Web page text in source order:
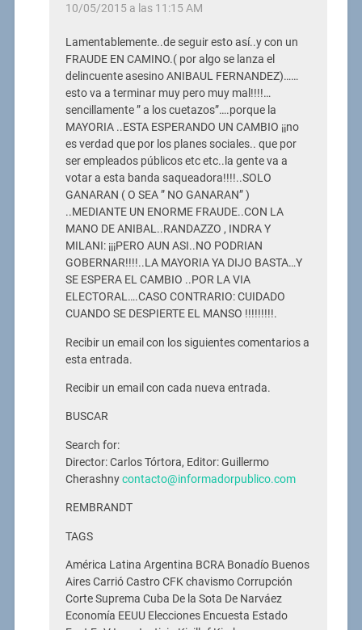
10/05/2015 a las 11:15 AM
Lamentablemente..de seguir esto así..y con un
FRAUDE EN CAMINO.( por algo se lanza el
delincuente asesino ANIBAUL FERNANDEZ)……
esto va a terminar muy pero muy mal!!!!…
sencillamente ” a los cuetazos”….porque la
MAYORIA ..ESTA ESPERANDO UN CAMBIO ¡¡no
es verdad que por los planes sociales.. que por
ser empleados públicos etc etc..la gente va a
votar a esta banda saqueadora!!!!..SOLO
GANARAN ( O SEA ” NO GANARAN” )
..MEDIANTE UN ENORME FRAUDE..CON LA
MANO DE ANIBAL..RANDAZZO , INDRA Y
MILANI: ¡¡¡PERO AUN ASI..NO PODRIAN
GOBERNAR!!!!..LA MAYORIA YA DIJO BASTA…Y
SE ESPERA EL CAMBIO ..POR LA VIA
ELECTORAL….CASO CONTRARIO: CUIDADO
CUANDO SE DESPIERTE EL MANSO !!!!!!!!!.
Recibir un email con los siguientes comentarios a
esta entrada.
Recibir un email con cada nueva entrada.
BUSCAR
Search for:
Director: Carlos Tórtora, Editor: Guillermo
Cherashnycontacto@informadorpublico.com
REMBRANDT
TAGS
América Latina Argentina BCRA Bonadío Buenos
Aires Carrió Castro CFK chavismo Corrupción
Corte Suprema Cuba De la Sota De Narváez
Economía EEUU Elecciones Encuesta Estado